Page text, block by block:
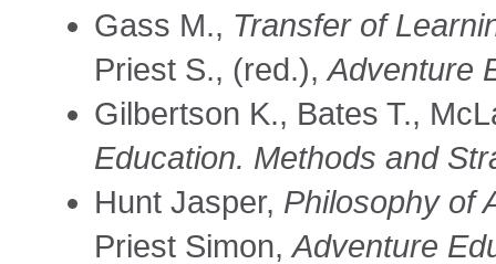
Gass M., Transfer of
Priest S., (red.),Adventure
Gilbertson K., Bates T.,
Education. Methods and
Hunt Jasper, Philosophy of
Priest Simon,Adventure